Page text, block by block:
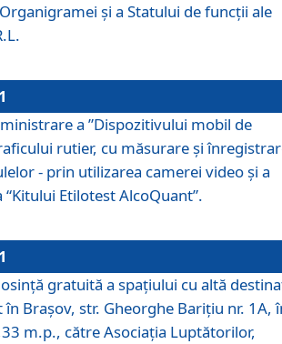
şi a Statului de funcţii ale
a ”Dispozitivului mobil de
rutier, cu măsurare și
- prin utilizarea camerei video și a
“Kitului Etilotest AlcoQuant”.
gratuită a spaţiului cu altă
Braşov, str. Gheorghe Bariţiu nr. 1A,
m.p., către Asociaţia Luptătorilor,